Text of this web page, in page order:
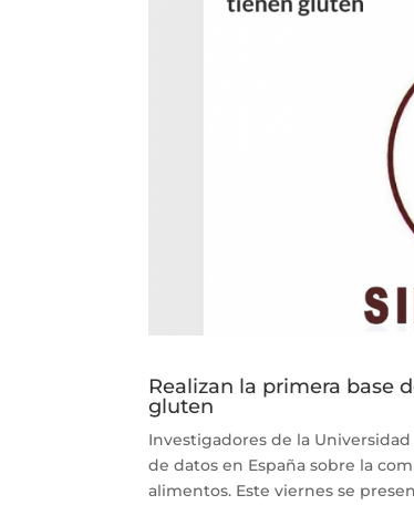
Realizan la primera base
gluten
Investigadores de la
de datos en España sobre la
alimentos. Este viernes se